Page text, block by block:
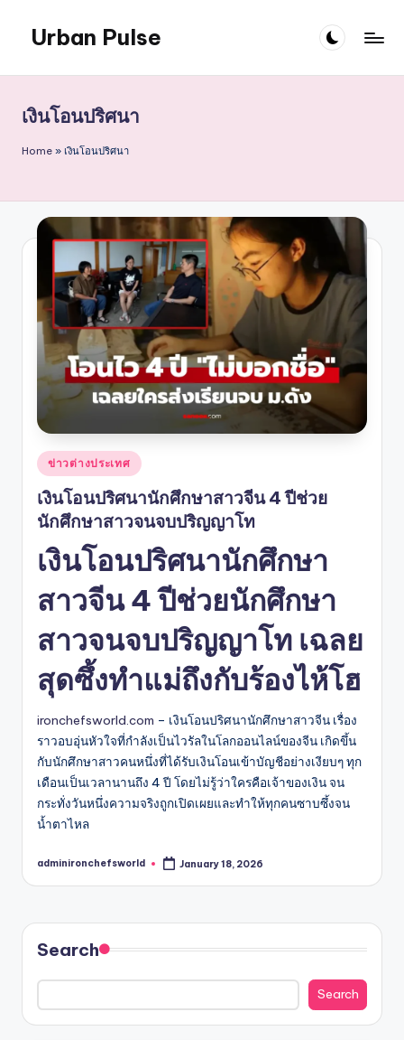
content
Urban Pulse
เงินโอนปริศนา
Home » เงินโอนปริศนา
Posted
in
ข่าวต่างประเทศ
เงินโอนปริศนานักศึกษาสาวจีน 4 ปีช่วย
นักศึกษาสาวจนจบปริญญาโท
เงินโอนปริศนานักศึกษา
สาวจีน 4 ปีช่วยนักศึกษา
สาวจนจบปริญญาโท เฉลย
สุดซึ้งทำแม่ถึงกับร้องไห้โฮ
ironchefsworld.com – เงินโอนปริศนานักศึกษาสาวจีน เรื่อง
ราวอบอุ่นหัวใจที่กำลังเป็นไวรัลในโลกออนไลน์ของจีน เกิดขึ้น
กับนักศึกษาสาวคนหนึ่งที่ได้รับเงินโอนเข้าบัญชีอย่างเงียบๆ ทุก
เดือนเป็นเวลานานถึง 4 ปี โดยไม่รู้ว่าใครคือเจ้าของเงิน จน
กระทั่งวันหนึ่งความจริงถูกเปิดเผยและทำให้ทุกคนซาบซึ้งจน
น้ำตาไหล
Posted
adminironchefsworld January 18, 2026
Search
Search